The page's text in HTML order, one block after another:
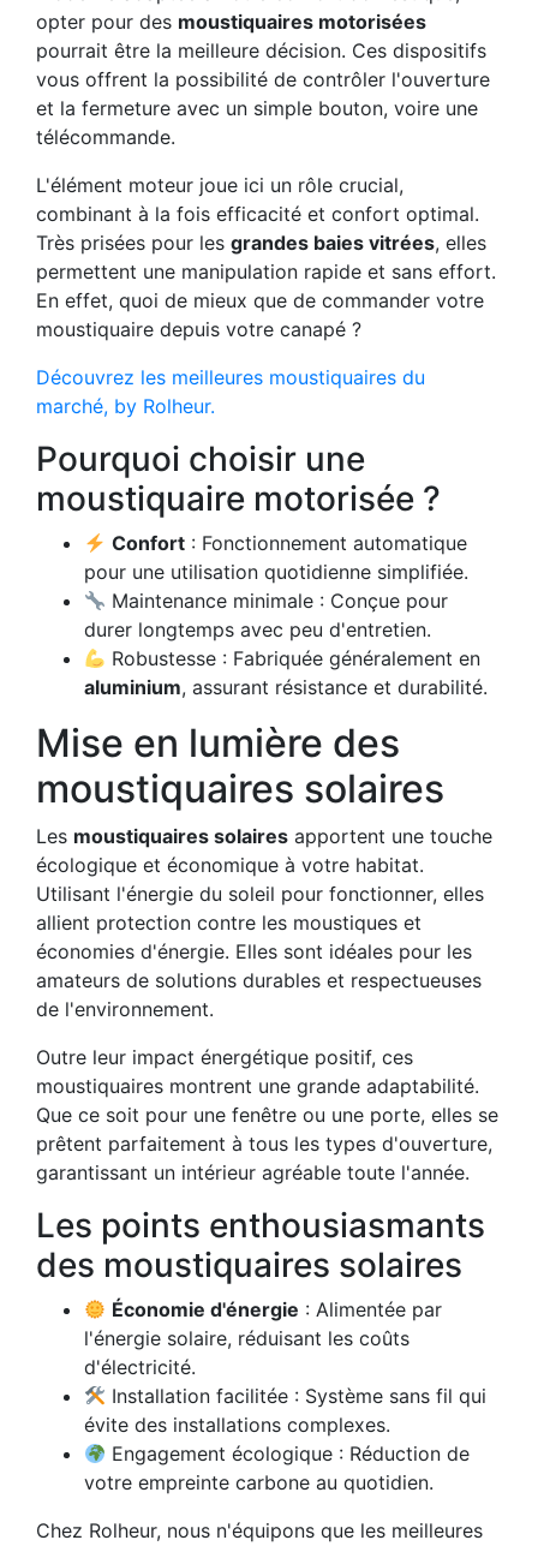
opter pour des moustiquaires motorisées
pourrait être la meilleure décision. Ces dispositifs
vous offrent la possibilité de contrôler l'ouverture
et la fermeture avec un simple bouton, voire une
télécommande.
L'élément moteur joue ici un rôle crucial,
combinant à la fois efficacité et confort optimal.
Très prisées pour les grandes baies vitrées, elles
permettent une manipulation rapide et sans effort.
En effet, quoi de mieux que de commander votre
moustiquaire depuis votre canapé ?
Découvrez les meilleures moustiquaires du
marché, by Rolheur.
Pourquoi choisir une
moustiquaire motorisée ?
Confort : Fonctionnement automatique
pour une utilisation quotidienne simplifiée.
Maintenance minimale : Conçue pour
durer longtemps avec peu d'entretien.
Robustesse : Fabriquée généralement en
aluminium, assurant résistance et durabilité.
Mise en lumière des
moustiquaires solaires
Les moustiquaires solaires apportent une touche
écologique et économique à votre habitat.
Utilisant l'énergie du soleil pour fonctionner, elles
allient protection contre les moustiques et
économies d'énergie. Elles sont idéales pour les
amateurs de solutions durables et respectueuses
de l'environnement.
Outre leur impact énergétique positif, ces
moustiquaires montrent une grande adaptabilité.
Que ce soit pour une fenêtre ou une porte, elles se
prêtent parfaitement à tous les types d'ouverture,
garantissant un intérieur agréable toute l'année.
Les points enthousiasmants
des moustiquaires solaires
Économie d'énergie : Alimentée par
l'énergie solaire, réduisant les coûts
d'électricité.
Installation facilitée : Système sans fil qui
évite des installations complexes.
Engagement écologique : Réduction de
votre empreinte carbone au quotidien.
Chez Rolheur, nous n'équipons que les meilleures